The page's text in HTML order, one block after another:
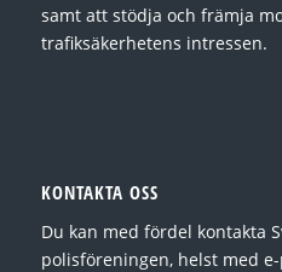
samt att stödja och främja
trafiksäkerhetens intressen.
KONTAKTA OSS
Du kan med fördel kontakta
polisföreningen, helst med